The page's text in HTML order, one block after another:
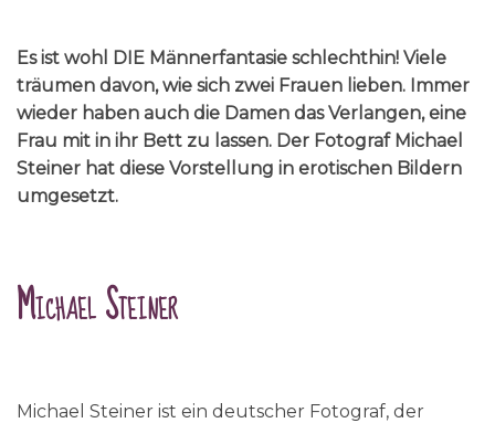
Es ist wohl DIE Männerfantasie schlechthin! Viele
träumen davon, wie sich zwei Frauen lieben. Immer
wieder haben auch die Damen das Verlangen, eine
Frau mit in ihr Bett zu lassen. Der Fotograf Michael
Steiner hat diese Vorstellung in erotischen Bildern
umgesetzt.
Michael Steiner
Michael Steiner ist ein deutscher Fotograf, der